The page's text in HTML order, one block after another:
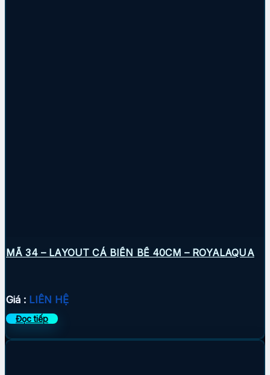
MÃ 34 – LAYOUT CÁ BIỂN BỂ 40CM – ROYALAQUA
Giá : LIÊN HỆ
Đọc tiếp